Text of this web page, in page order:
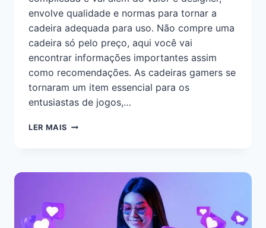
envolve qualidade e normas para tornar a
cadeira adequada para uso. Não compre uma
cadeira só pelo preço, aqui você vai
encontrar informações importantes assim
como recomendações. As cadeiras gamers se
tornaram um item essencial para os
entusiastas de jogos,…
LER MAIS